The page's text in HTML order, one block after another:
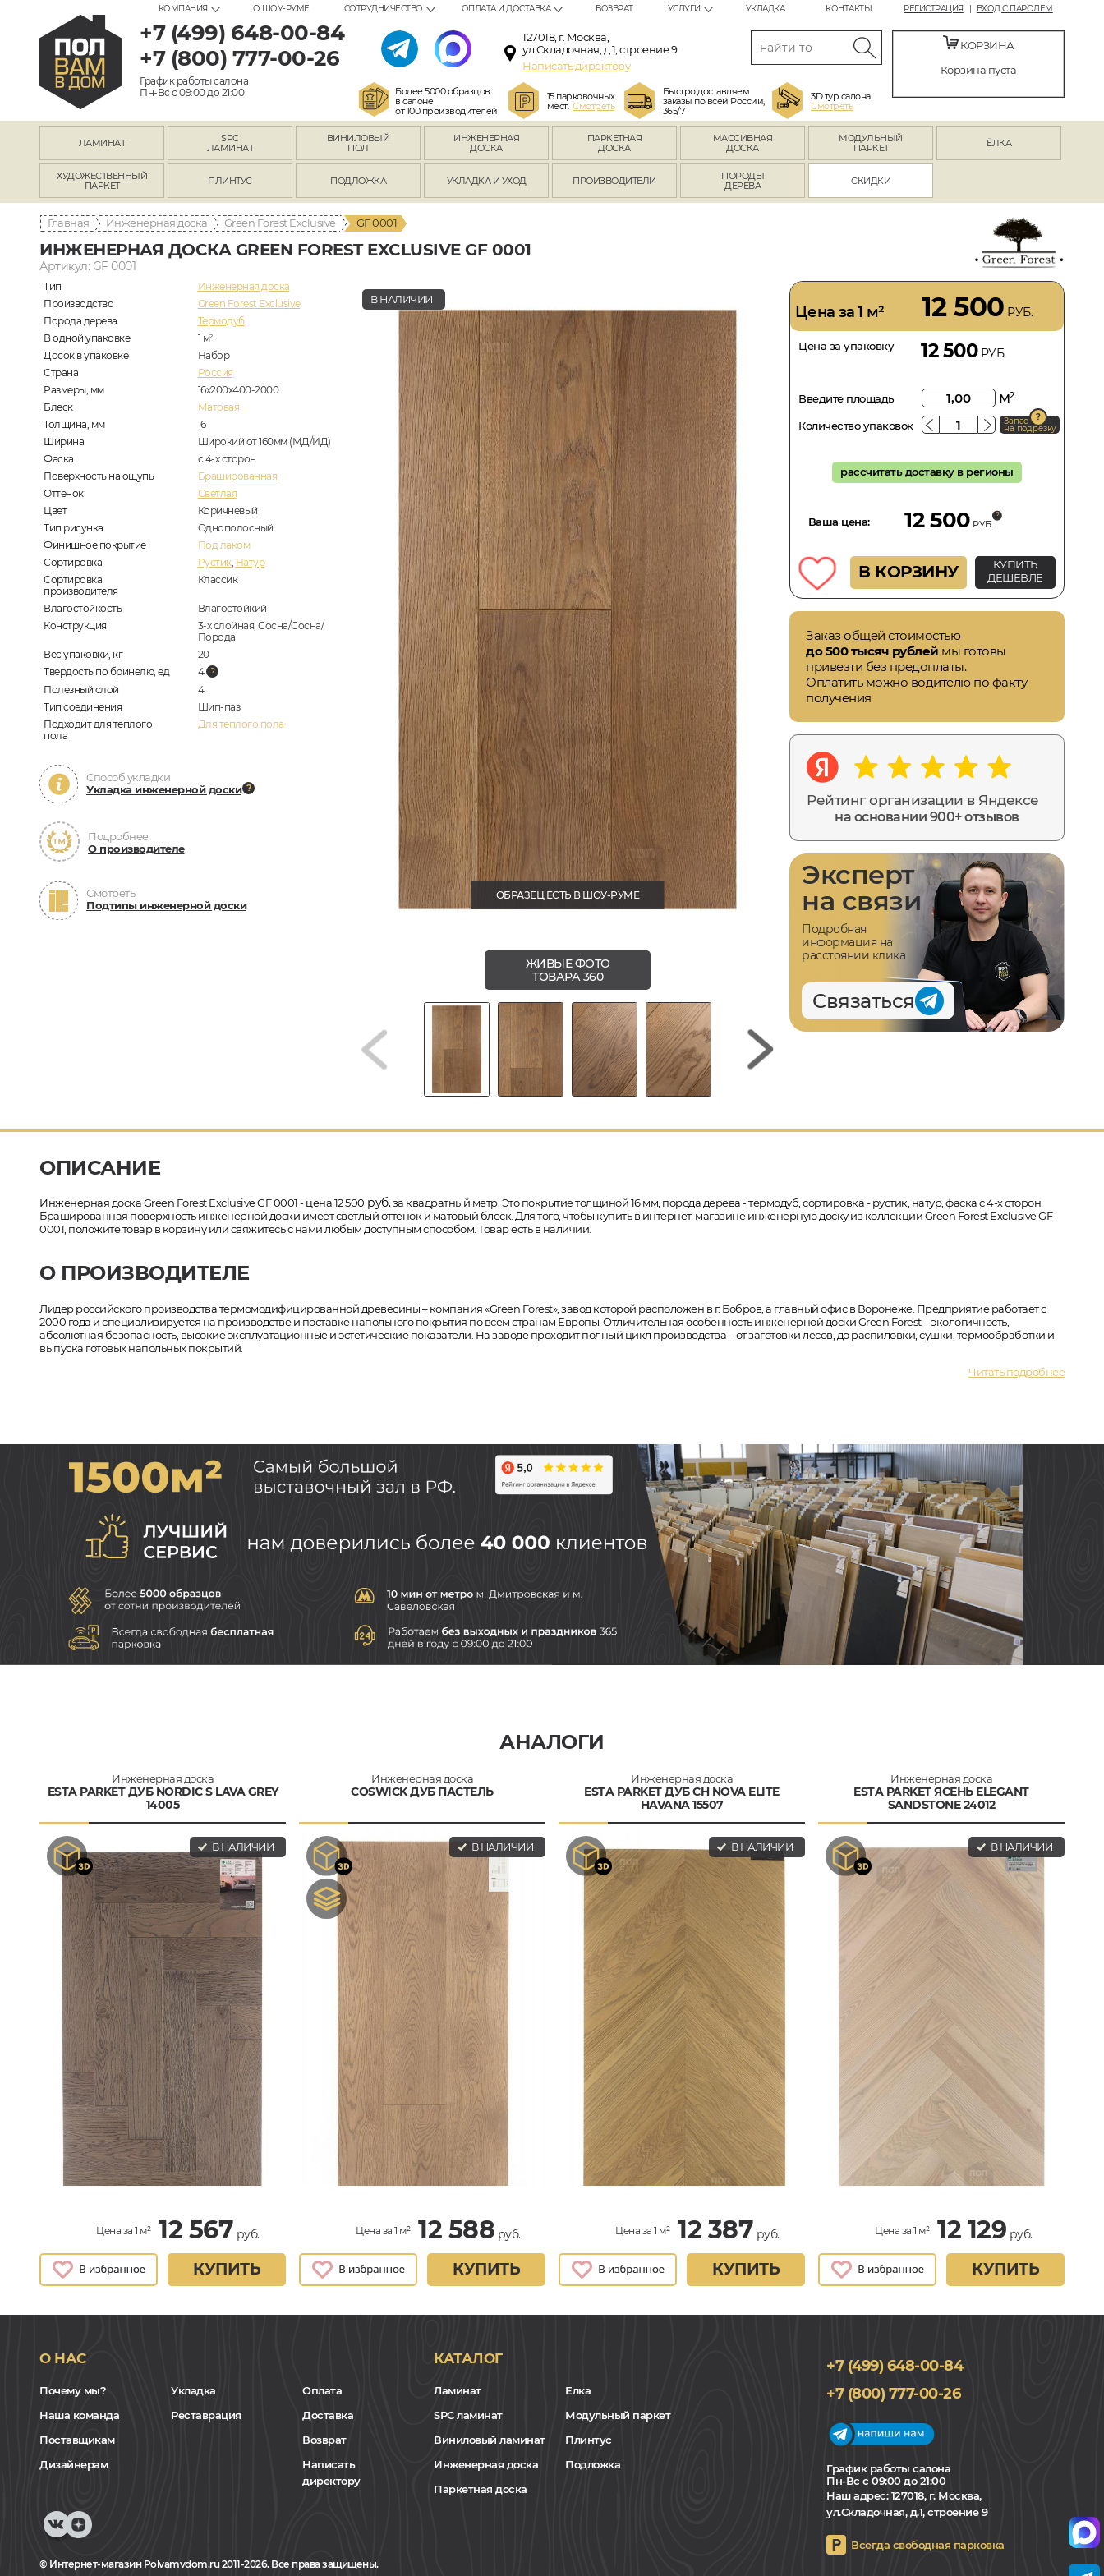
РЕГИСТРАЦИЯ ВХОД С ПАРОЛЕМ
КОМПАНИЯ О ШОУ-РУМЕ СОТРУДНИЧЕСТВО ОПЛАТА И ДОСТАВКА ВОЗВРАТ УСЛУГИ УКЛАДКА КОНТАКТЫ
+7 (499) 648-00-84
+7 (800) 777-00-26
График работы салона
Пн-Вс с 09:00 до 21:00
127018, г. Москва,
ул.Складочная, д.1, строение 9
Написать директору
Более 5000 образцов
в салоне
от 100 производителей
15 парковочных
мест.Смотреть
Быстро доставляем
заказы по всей России,
365/7
3D тур салона!
Смотреть
КОРЗИНА
Корзина пуста
ЛАМИНАТ
SPC
ЛАМИНАТ
ВИНИЛОВЫЙ
ПОЛ
ИНЖЕНЕРНАЯ
ДОСКА
ПАРКЕТНАЯ
ДОСКА
МАССИВНАЯ
ДОСКА
МОДУЛЬНЫЙ
ПАРКЕТ
ЁЛКА
ХУДОЖЕСТВЕННЫЙ
ПАРКЕТ
ПЛИНТУС ПОДЛОЖКА УКЛАДКА И УХОД ПРОИЗВОДИТЕЛИ
ПОРОДЫ
ДЕРЕВА
СКИДКИ
Главная Инженерная доска Green Forest Exclusive GF 0001
ИНЖЕНЕРНАЯ ДОСКА GREEN FOREST EXCLUSIVE GF 0001
Артикул: GF 0001
Тип
Инженерная доска
Производство
Green Forest Exclusive
Порода дерева
Термодуб
В одной упаковке
1 м2
Досок в упаковке
Набор
Страна
Россия
Размеры, мм
16х200х400-2000
Блеск
Матовая
Толщина, мм
16
Ширина
Широкий от 160мм (МД/ИД)
Фаска
с 4-х сторон
Поверхность на ощупь
Брашированная
Оттенок
Светлая
Цвет
Коричневый
Тип рисунка
Однополосный
Финишное покрытие
Под лаком
Сортировка
Рустик, Натур
Сортировка
производителя
Классик
Влагостойкость
Влагостойкий
Конструкция
3-х слойная, Сосна/Сосна/
Порода
Вес упаковки, кг
20
Твердость по бринелю, ед
4
Полезный слой
4
Тип соединения
Шип-паз
Подходит для теплого
пола
Для теплого пола
Способ укладки
Укладка инженерной доски
Подробнее
О производителе
Смотреть
Подтипы инженерной доски
В НАЛИЧИИ
ОБРАЗЕЦ ЕСТЬ В ШОУ-РУМЕ
ЖИВЫЕ ФОТО
ТОВАРА 360
Цена за 1 м² 12 500 РУБ.
Цена за упаковку 12 500РУБ.
Введите площадь м2
Количество упаковок Запас
на подрезку
рассчитать доставку в регионы
Ваша цена: 12 500 РУБ.
В КОРЗИНУ
КУПИТЬ
ДЕШЕВЛЕ
Заказ общей стоимостью
до 500 тысяч рублей мы готовы
привезти без предоплаты.
Оплатить можно водителю по факту
получения
Рейтинг организации в Яндексе
на основании 900+ отзывов
Эксперт
на связи
Подробная
информация на
расстоянии клика
Связаться
ОПИСАНИЕ
Инженерная доска Green Forest Exclusive GF 0001 - цена 12 500 руб.за квадратный метр. Это покрытие толщиной 16 мм, порода дерева - термодуб, сортировка - рустик, натур, фаска с 4-х сторон.
Брашированная поверхность инженерной доски имеет светлый оттенок и матовый блеск. Для того, чтобы купить в интернет-магазине инженерную доску из коллекции Green Forest Exclusive GF
0001, положите товар в корзину или свяжитесь с нами любым доступным способом. Товар есть в наличии.
О ПРОИЗВОДИТЕЛЕ
Лидер российского производства термомодифицированной древесины – компания «Green Forest», завод которой расположен в г. Бобров, а главный офис в Воронеже. Предприятие работает с
2000 года и специализируется на производстве и поставке напольного покрытия по всем странам Европы. Отличительная особенность инженерной доски Green Forest – экологичность,
абсолютная безопасность, высокие эксплуатационные и эстетические показатели. На заводе проходит полный цикл производства – от заготовки лесов, до распиловки, сушки, термообработки и
выпуска готовых напольных покрытий.
Читать подробнее
АНАЛОГИ
Инженерная доска
ESTA PARKET ДУБ NORDIC S LAVA GREY
14005
В НАЛИЧИИ
Цена за 1 м² 12 567 руб.
КУПИТЬ
Инженерная доска
COSWICK ДУБ ПАСТЕЛЬ
В НАЛИЧИИ
Цена за 1 м² 12 588 руб.
КУПИТЬ
Инженерная доска
ESTA PARKET ДУБ CH NOVA ELITE
HAVANA 15507
В НАЛИЧИИ
Цена за 1 м² 12 387 руб.
КУПИТЬ
Инженерная доска
ESTA PARKET ЯСЕНЬ ELEGANT
SANDSTONE 24012
В НАЛИЧИИ
Цена за 1 м² 12 129 руб.
КУПИТЬ
О НАС
Почему мы?
Наша команда
Поставщикам
Дизайнерам
Укладка
Реставрация
Оплата
Доставка
Возврат
Написать
директору
КАТАЛОГ
Ламинат
SPC ламинат
Виниловый ламинат
Инженерная доска
Паркетная доска
Елка
Модульный паркет
Плинтус
Подложка
+7 (499) 648-00-84
+7 (800) 777-00-26
График работы салона
Пн-Вс с 09:00 до 21:00
Наш адрес:127018, г. Москва,
ул.Складочная, д.1, строение 9
Всегда свободная парковка
© Интернет-магазин Polvamvdom.ru 2011-2026. Все права защищены.